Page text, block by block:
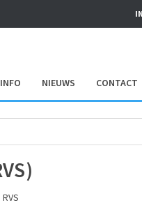
NIEUWS CONTACT